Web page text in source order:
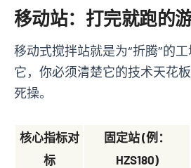
移动站：打完就跑的
移动式搅拌站就是为“折腾”的
它，你必须清楚它的技术天花
死操。
核心指标对
标
固定站 (例：
HZS180)